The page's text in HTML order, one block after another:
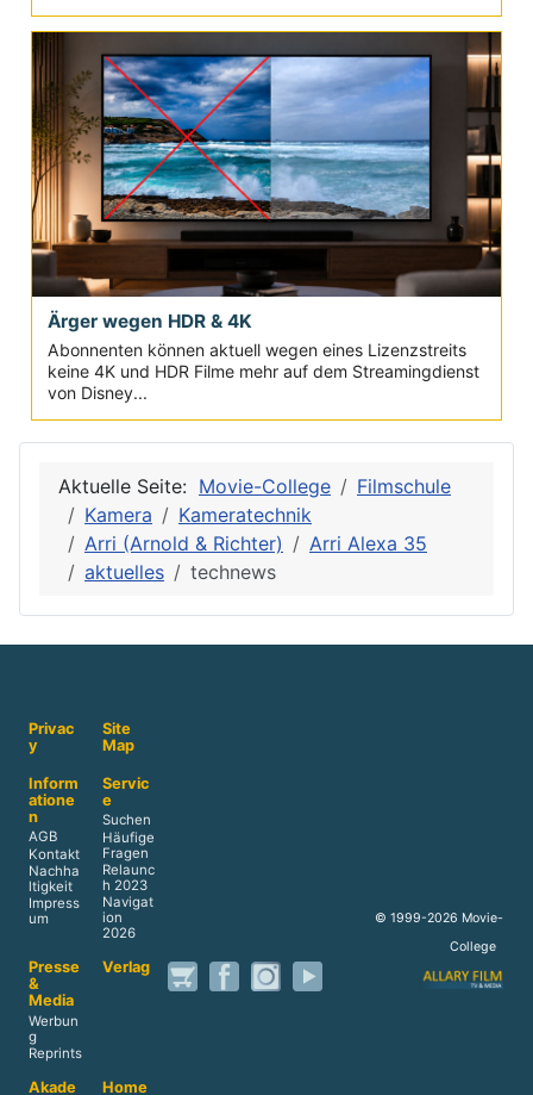
Ärger wegen HDR & 4K
Abonnenten können aktuell wegen eines Lizenzstreits
keine 4K und HDR Filme mehr auf dem Streamingdienst
von Disney...
Aktuelle Seite: Movie-College
Filmschule
Kamera
Kameratechnik
Arri (Arnold & Richter)
Arri Alexa 35
aktuelles
technews
Privac
y
Site
Map
Inform
atione
n
AGB
Kontakt
Nachha
ltigkeit
Impress
um
Servic
e
Suchen
Häufige
Fragen
Relaunc
h 2023
Navigat
ion
2026
Presse
&
Media
Werbun
g
Reprints
Verlag
Akade Home
© 1999-2026 Movie-
College